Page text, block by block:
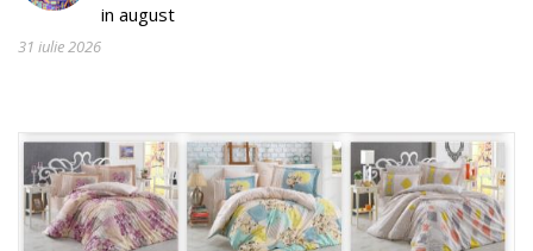
in august
31 iulie 2026